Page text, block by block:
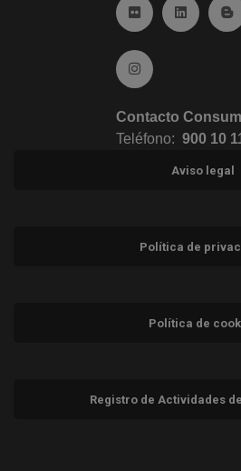
Ir a Flickr (abre
Ir a
Ir a Instagram
Contacto
Teléfono: 900 10
Aviso legal
Política de
Política de
Registro de Actividades